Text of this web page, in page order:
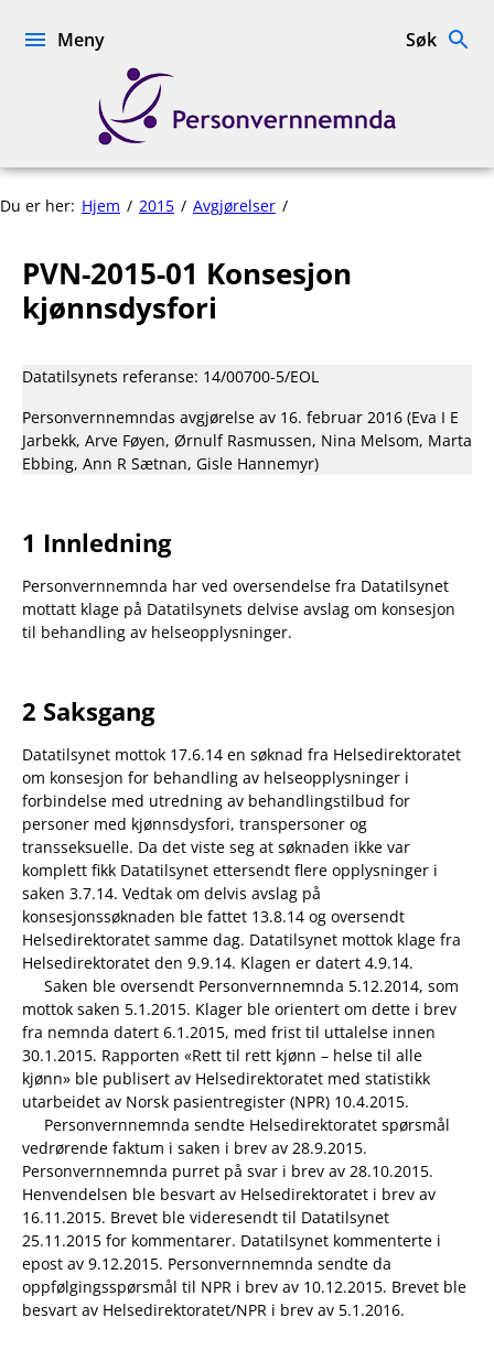
Personvernnemnda
Meny Søk
Du er her: Hjem 2015 Avgjørelser
Konsesjon
kjønnsdysfori
PVN-2015-01 Konsesjon
kjønnsdysfori
Datatilsynets referanse: 14/00700-5/EOL
Personvernnemndas avgjørelse av 16. februar 2016 (Eva I E
Jarbekk, Arve Føyen, Ørnulf Rasmussen, Nina Melsom, Marta
Ebbing, Ann R Sætnan, Gisle Hannemyr)
1 Innledning
Personvernnemnda har ved oversendelse fra Datatilsynet
mottatt klage på Datatilsynets delvise avslag om konsesjon
til behandling av helseopplysninger.
2 Saksgang
Datatilsynet mottok 17.6.14 en søknad fra Helsedirektoratet
om konsesjon for behandling av helseopplysninger i
forbindelse med utredning av behandlingstilbud for
personer med kjønnsdysfori, transpersoner og
transseksuelle. Da det viste seg at søknaden ikke var
komplett fikk Datatilsynet ettersendt flere opplysninger i
saken 3.7.14. Vedtak om delvis avslag på
konsesjonssøknaden ble fattet 13.8.14 og oversendt
Helsedirektoratet samme dag. Datatilsynet mottok klage fra
Helsedirektoratet den 9.9.14. Klagen er datert 4.9.14.
Saken ble oversendt Personvernnemnda 5.12.2014, som
mottok saken 5.1.2015. Klager ble orientert om dette i brev
fra nemnda datert 6.1.2015, med frist til uttalelse innen
30.1.2015. Rapporten «Rett til rett kjønn – helse til alle
kjønn» ble publisert av Helsedirektoratet med statistikk
utarbeidet av Norsk pasientregister (NPR) 10.4.2015.
Personvernnemnda sendte Helsedirektoratet spørsmål
vedrørende faktum i saken i brev av 28.9.2015.
Personvernnemnda purret på svar i brev av 28.10.2015.
Henvendelsen ble besvart av Helsedirektoratet i brev av
16.11.2015. Brevet ble videresendt til Datatilsynet
25.11.2015 for kommentarer. Datatilsynet kommenterte i
epost av 9.12.2015. Personvernnemnda sendte da
oppfølgingsspørsmål til NPR i brev av 10.12.2015. Brevet ble
besvart av Helsedirektoratet/NPR i brev av 5.1.2016.